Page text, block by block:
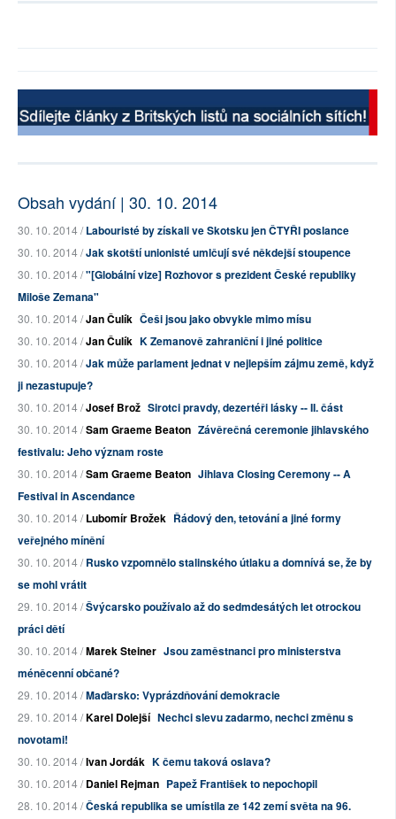
Obsah vydání | 30. 10. 2014
30. 10. 2014 /Labouristé by získali ve Skotsku jen ČTYŘI poslance
30. 10. 2014 /Jak skotští unionisté umlčují své někdejší stoupence
30. 10. 2014 /"[Globální vize] Rozhovor s prezident České republiky
Miloše Zemana"
30. 10. 2014 /Jan Čulík Češi jsou jako obvykle mimo mísu
30. 10. 2014 /Jan Čulík K Zemanově zahraniční i jiné politice
30. 10. 2014 /Jak může parlament jednat v nejlepším zájmu země, když
ji nezastupuje?
30. 10. 2014 /Josef Brož Sirotci pravdy, dezertéři lásky -- II. část
30. 10. 2014 /Sam Graeme Beaton Závěrečná ceremonie jihlavského
festivalu: Jeho význam roste
30. 10. 2014 /Sam Graeme Beaton Jihlava Closing Ceremony -- A
Festival in Ascendance
30. 10. 2014 /Lubomír Brožek Řádový den, tetování a jiné formy
veřejného mínění
30. 10. 2014 /Rusko vzpomnělo stalinského útlaku a domnívá se, že by
se mohl vrátit
29. 10. 2014 /Švýcarsko používalo až do sedmdesátých let otrockou
práci dětí
30. 10. 2014 /Marek Steiner Jsou zaměstnanci pro ministerstva
méněcenní občané?
29. 10. 2014 /Maďarsko: Vyprázdňování demokracie
29. 10. 2014 /Karel Dolejší Nechci slevu zadarmo, nechci změnu s
novotami!
30. 10. 2014 /Ivan Jordák K čemu taková oslava?
30. 10. 2014 /Daniel Rejman Papež František to nepochopil
28. 10. 2014 /Česká republika se umístila ze 142 zemí světa na 96.